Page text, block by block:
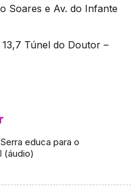
Soares e Av. do Infante
13,7 Túnel do Doutor –
educa para o
(áudio)